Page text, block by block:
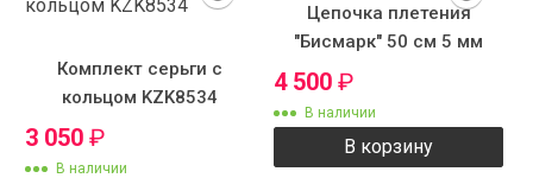
Комплект серьги с
кольцом KZK8534
3 050 ₽
В наличии
Цепочка плетения
"Бисмарк" 50 см 5 мм
4 500 ₽
В наличии
В корзину